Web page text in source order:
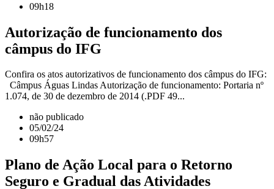
09h18
Autorização de funcionamento dos
câmpus do IFG
Confira os atos autorizativos de funcionamento dos câmpus do IFG:
Câmpus Águas Lindas Autorização de funcionamento: Portaria nº
1.074, de 30 de dezembro de 2014 (.PDF 49...
não publicado
05/02/24
09h57
Plano de Ação Local para o Retorno
Seguro e Gradual das Atividades